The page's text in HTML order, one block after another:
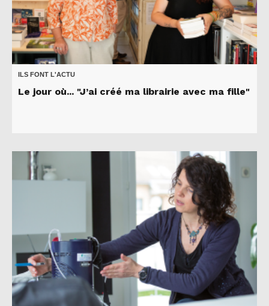
ILS FONT L'ACTU
Le jour où... "J’ai créé ma librairie avec ma fille"